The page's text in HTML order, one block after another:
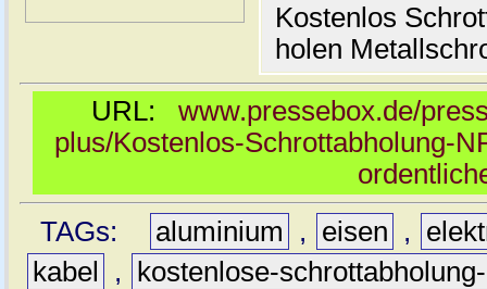
Kostenlos
holen
URL: www.pressebox.de/
plus/Kostenlos-Schrottabholung-
TAGs:
aluminium , eisen ,
kabel
,
kostenlose-